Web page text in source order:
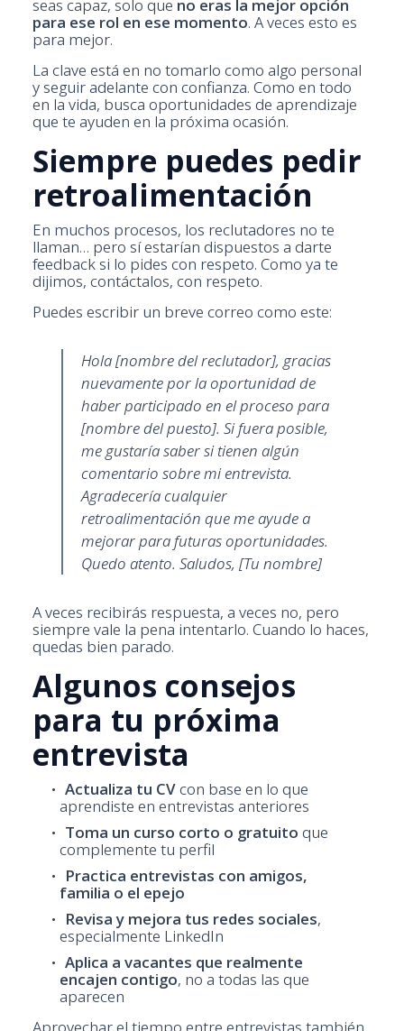
seas capaz, solo que no eras la mejor opción
para ese rol en ese momento. A veces esto es
para mejor.
La clave está en no tomarlo como algo personal
y seguir adelante con confianza. Como en todo
en la vida, busca oportunidades de aprendizaje
que te ayuden en la próxima ocasión.
Siempre puedes pedir
retroalimentación
En muchos procesos, los reclutadores no te
llaman… pero sí estarían dispuestos a darte
feedback si lo pides con respeto. Como ya te
dijimos, contáctalos, con respeto.
Puedes escribir un breve correo como este:
Hola [nombre del reclutador], gracias
nuevamente por la oportunidad de
haber participado en el proceso para
[nombre del puesto]. Si fuera posible,
me gustaría saber si tienen algún
comentario sobre mi entrevista.
Agradecería cualquier
retroalimentación que me ayude a
mejorar para futuras oportunidades.
Quedo atento. Saludos, [Tu nombre]
A veces recibirás respuesta, a veces no, pero
siempre vale la pena intentarlo. Cuando lo haces,
quedas bien parado.
Algunos consejos
para tu próxima
entrevista
Actualiza tu CVcon base en lo que
aprendiste en entrevistas anteriores
Toma un curso corto o gratuito que
complemente tu perfil
Practica entrevistas con amigos,
familia o el epejo
Revisa y mejora tus redes sociales,
especialmente LinkedIn
Aplica a vacantes que realmente
encajen contigo, no a todas las que
aparecen
Aprovechar el tiempo entre entrevistas también